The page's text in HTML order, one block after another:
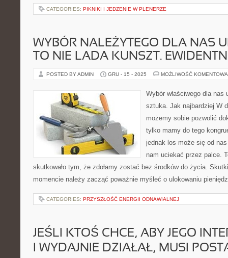
CATEGORIES: PIKNIKI I JEDZENIE W PLENERZE
WYBÓR NALEŻYTEGO DLA NAS
TO NIE LADA KUNSZT.
POSTED BY ADMIN GRU - 15 - 2025 MOŻLIWOŚĆ
Wybór właściwego dla
sztuka. Jak najbardziej W
możemy sobie pozwolić
tylko mamy do tego
jednak los może się od
nam uciekać przez palce.
skutkowało tym, że zdołamy zostać bez środków do życia.
momencie należy zacząć poważnie myśleć o ulokowaniu
CATEGORIES: PRZYSZŁOŚĆ ENERGII ODNAWIALNEJ
JEŚLI KTOŚ CHCE, ABY JEGO
I WYDAJNIE DZIAŁAŁ, MUSI